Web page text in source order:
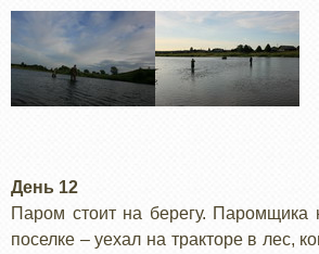
День 12
Паром стоит на берегу. Паромщика
поселке – уехал на тракторе в лес,